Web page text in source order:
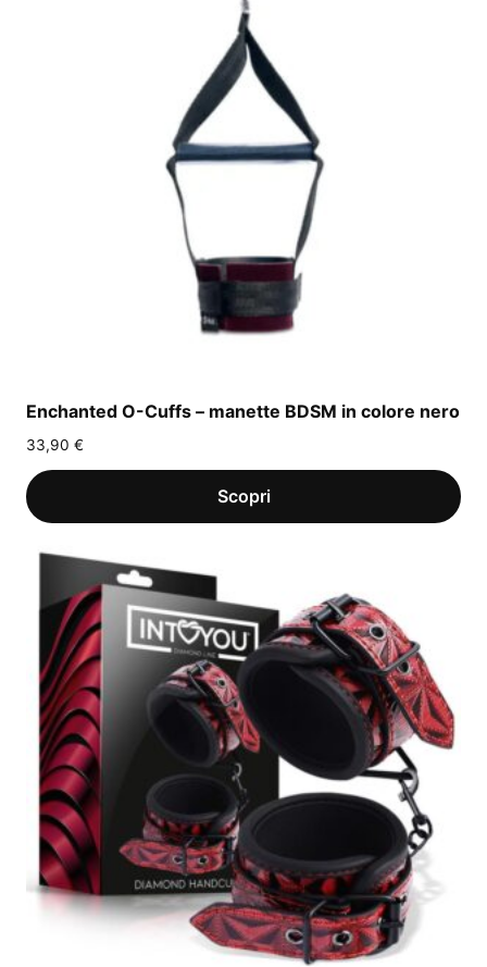
Enchanted O-Cuffs – manette BDSM in colore nero
33,90 €